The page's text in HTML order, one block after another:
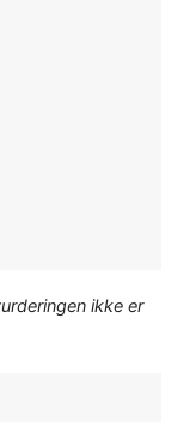
ikke er